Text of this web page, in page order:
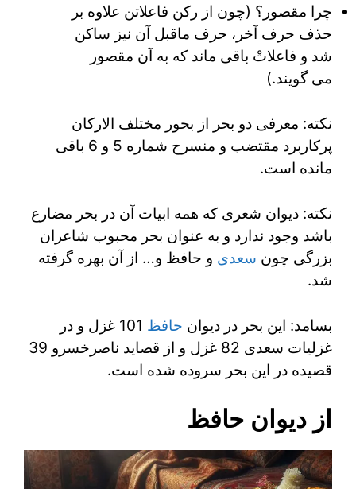
چرا مقصور؟ (چون از رکن فاعلاتن علاوه بر
حذف حرف آخر، حرف ماقبل آن نیز ساکن
شد و فاعلاتْ باقی ماند که به آن مقصور
می گویند.)
نکته: معرفی دو بحر از بحور مختلف الارکان
پرکاربرد مقتضب و منسرح شماره 5 و 6 باقی
مانده است.
نکته: دیوان شعری که همه ابیات آن در بحر مضارع
باشد وجود ندارد و به عنوان بحر محبوب شاعران
بزرگی چون سعدی و حافظ و… از آن بهره گرفته
شد.
بسامد: این بحر در دیوان حافظ
101 غزل و در
غزلیات سعدی 82 غزل و از قصاید ناصرخسرو 39
قصیده در این بحر سروده شده است.
از دیوان حافظ